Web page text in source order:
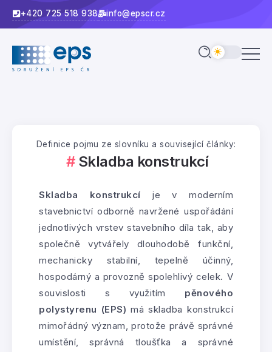
+420 725 518 938 info@epscr.cz
Definice pojmu ze slovníku a související články:
Skladba konstrukcí
Skladba konstrukcí je v moderním
stavebnictví odborně navržené uspořádání
jednotlivých vrstev stavebního díla tak, aby
společně vytvářely dlouhodobě funkční,
mechanicky stabilní, tepelně účinný,
hospodárný a provozně spolehlivý celek. V
souvislosti s využitím pěnového
polystyrenu (EPS) má skladba konstrukcí
mimořádný význam, protože právě správné
umístění, správná tloušťka a správné